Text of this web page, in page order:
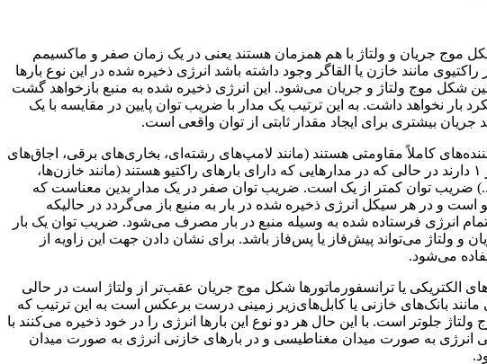
موج جریان و ولتاژ با هم همزمان هستند یعنی در یک زمان صفر و ماکسیمم
مانند خازن یا القاگر وجود داشته باشد انرژی ذخیره شده در این نوع بارها
شکل موج ولتاژ و جریان می‌شود. این انرژی ذخیره شده به منبع بازخواهد گشت
بار نخواهد داشت. به این ترتیب یک مدار با ضریب توان پایین در مقایسه با یک
جریان بیشتری برای ایجاد مقدار ثابتی از توان واقعی است.
کاملاً مقاومتی هستند (مانند لامپ‌های رشته‌ای، بخاری‌های برقی، اجاق‌های
برقی و ...) ضریب توانی برابر ۱ دارند در حالی که در مدارهایی که دارای بارهای راکتیو هستند (مانند خازن‌ها،
و...) ضریب توان کمتر از یک است. ضریب توان صفر در یک مدار بدین معناست که
است و در هر سیکل انرژی ذخیره شده در بار به منبع باز می‌گردد در حالیکه
ضریب توان ۱ است تمام انرژی فرستاده شده به وسیله منبع در بار مصرف می‌شود. ضریب توان یک بار
و ولتاژ می‌تواند پیش‌فاز یا پس‌فاز باشد. برای نشان دادن جهت این زاویه از
می‌شود.
الکتریکی یا ترانسفورماتورها شکل موج جریان عقب‌تر از ولتاژ است در حالی
مانند بانک‌های خازنی یا کابل‌های‌زیر زمینی درست برعکس است به این ترتیب که
جلوتر است. با این حال هر دو نوع این بارها انرژی را در خود ذخیره می‌کنند با
انرژی به صورت میدان مغناطیسی و در بارهای خازنی انرژی به صورت میدان
.